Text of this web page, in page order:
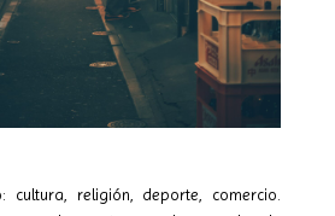
cultura, religión, deporte, comercio.